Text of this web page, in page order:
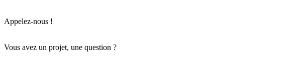
Appelez-nous !
Vous avez un projet, une question ?